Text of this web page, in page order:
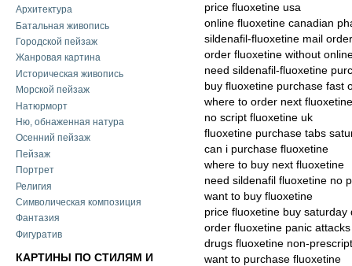
Архитектура
Батальная живопись
Городской пейзаж
Жанровая картина
Историческая живопись
Морской пейзаж
Натюрморт
Ню, обнаженная натура
Осенний пейзаж
Пейзаж
Портрет
Религия
Символическая композиция
Фантазия
Фигуратив
КАРТИНЫ ПО СТИЛЯМ И
price fluoxetine usa
online fluoxetine canadian
sildenafil-fluoxetine mail
order fluoxetine without
need sildenafil-fluoxetine
buy fluoxetine purchase fast
where to order next fluoxetine
no script fluoxetine uk
fluoxetine purchase tabs
can i purchase fluoxetine
where to buy next fluoxetine
need sildenafil fluoxetine no
want to buy fluoxetine
price fluoxetine buy saturday
order fluoxetine panic
drugs fluoxetine non-
want to purchase fluoxetine